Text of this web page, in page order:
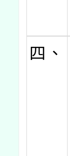
四、